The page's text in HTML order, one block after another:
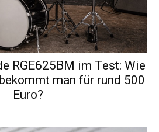
RGE625BM im Test: Wie
man für rund 500
Euro?